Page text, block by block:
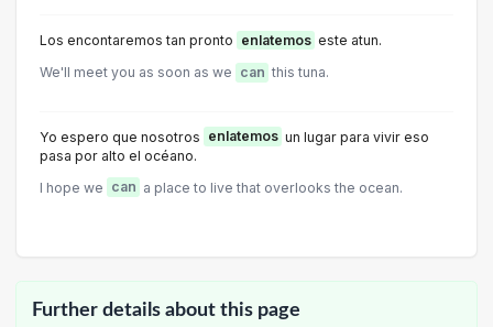
Los encontaremos tan pronto enlatemos este atun.
We'll meet you as soon as we can this tuna.
Yo espero que nosotros enlatemos un lugar para vivir eso
pasa por alto el océano.
I hope we can a place to live that overlooks the ocean.
Further details about this page